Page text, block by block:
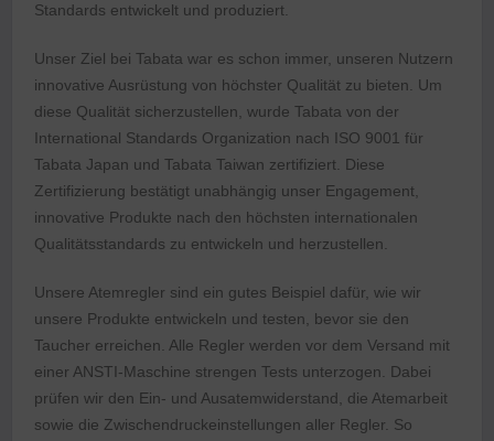
Standards entwickelt und produziert.
Unser Ziel bei Tabata war es schon immer, unseren Nutzern
innovative Ausrüstung von höchster Qualität zu bieten. Um
diese Qualität sicherzustellen, wurde Tabata von der
International Standards Organization nach ISO 9001 für
Tabata Japan und Tabata Taiwan zertifiziert. Diese
Zertifizierung bestätigt unabhängig unser Engagement,
innovative Produkte nach den höchsten internationalen
Qualitätsstandards zu entwickeln und herzustellen.
Unsere Atemregler sind ein gutes Beispiel dafür, wie wir
unsere Produkte entwickeln und testen, bevor sie den
Taucher erreichen. Alle Regler werden vor dem Versand mit
einer ANSTI-Maschine strengen Tests unterzogen. Dabei
prüfen wir den Ein- und Ausatemwiderstand, die Atemarbeit
sowie die Zwischendruckeinstellungen aller Regler. So